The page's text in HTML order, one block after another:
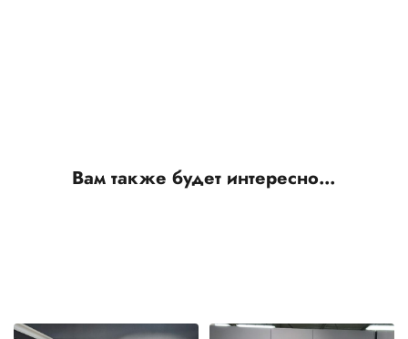
Вам также будет интересно…